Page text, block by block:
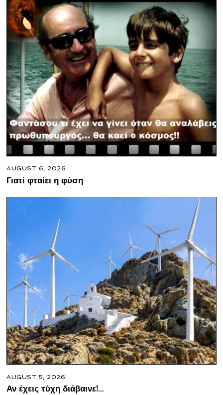
AUGUST 6, 2026
Γιατί φταίει η φύση
AUGUST 5, 2026
Αν έχεις τύχη διάβαινε!…